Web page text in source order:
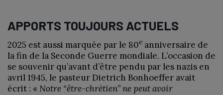
APPORTS TOUJOURS ACTUELS
2025 est aussi marquée par le 80e anniversaire de
la fin de la Seconde Guerre mondiale. L’occasion de
se souvenir qu’avant d’être pendu par les nazis en
avril 1945, le pasteur Dietrich Bonhoeffer avait
écrit : « Notre “être-chrétien” ne peut avoir